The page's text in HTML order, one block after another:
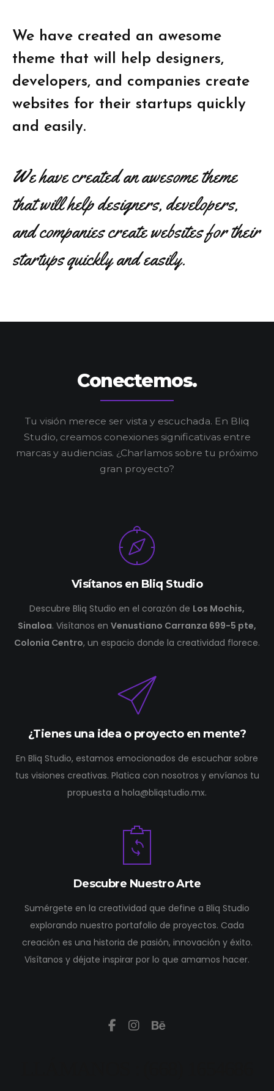
We have created an awesome
theme that will help designers,
developers, and companies create
websites for their startups quickly
and easily.
We have created an awesome theme
that will help designers, developers,
and companies create websites for their
startups quickly and easily.
Conectemos.
Tu visión merece ser vista y escuchada. En Bliq
Studio, creamos conexiones significativas entre
marcas y audiencias. ¿Charlamos sobre tu próximo
gran proyecto?
Visítanos en Bliq Studio
Descubre Bliq Studio en el corazón de Los Mochis,
Sinaloa. Visítanos en Venustiano Carranza 699-5 pte,
Colonia Centro, un espacio donde la creatividad florece.
¿Tienes una idea o proyecto en mente?
En Bliq Studio, estamos emocionados de escuchar sobre
tus visiones creativas. Platica con nosotros y envíanos tu
propuesta a hola@bliqstudio.mx.
Descubre Nuestro Arte
Sumérgete en la creatividad que define a Bliq Studio
explorando nuestro portafolio de proyectos. Cada
creación es una historia de pasión, innovación y éxito.
Visítanos y déjate inspirar por lo que amamos hacer.